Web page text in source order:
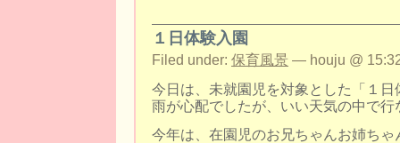
１日体験入園
Filed under: 保育風景 — houju @
今日は、未就園児を対象とした「１日
雨が心配でしたが、いい天気の中で行
今年は、在園児のお兄ちゃんお姉ち